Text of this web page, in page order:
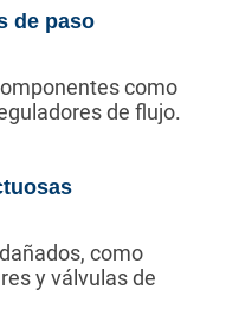
de paso
como
de flujo.
como
y válvulas de